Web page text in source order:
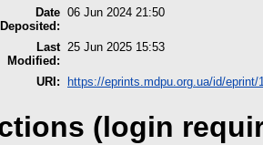
Date
Deposited:
06 Jun 2024 21:50
Last
Modified:
25 Jun 2025 15:53
URI: https://eprints.mdpu.org.ua/id/eprint/
(login